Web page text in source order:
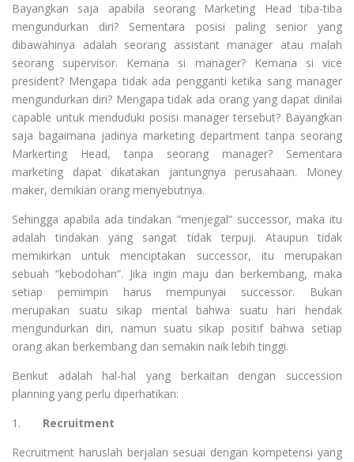
Bayangkan saja apabila seorang Marketing Head tiba-tiba
mengundurkan diri? Sementara posisi paling senior yang
dibawahinya adalah seorang assistant manager atau malah
seorang supervisor. Kemana si manager? Kemana si vice
president? Mengapa tidak ada pengganti ketika sang manager
mengundurkan diri? Mengapa tidak ada orang yang dapat dinilai
capable untuk menduduki posisi manager tersebut? Bayangkan
saja bagaimana jadinya marketing department tanpa seorang
Markerting Head, tanpa seorang manager? Sementara
marketing dapat dikatakan jantungnya perusahaan. Money
maker, demikian orang menyebutnya.
Sehingga apabila ada tindakan ”menjegal” successor, maka itu
adalah tindakan yang sangat tidak terpuji. Ataupun tidak
memikirkan untuk menciptakan successor, itu merupakan
sebuah “kebodohan”. Jika ingin maju dan berkembang, maka
setiap pemimpin harus mempunyai successor. Bukan
merupakan suatu sikap mental bahwa suatu hari hendak
mengundurkan diri, namun suatu sikap positif bahwa setiap
orang akan berkembang dan semakin naik lebih tinggi.
Berikut adalah hal-hal yang berkaitan dengan succession
planning yang perlu diperhatikan:
1. Recruitment
Recruitment haruslah berjalan sesuai dengan kompetensi yang